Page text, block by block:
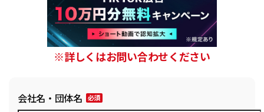
※詳しくはお問い合わせください
会社名・団体名